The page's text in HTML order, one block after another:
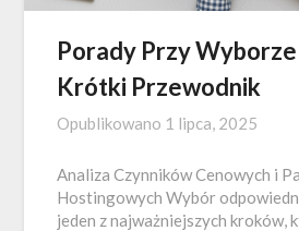
Porady Przy
Krótki Przewodnik
Opublikowano 1 lipca, 2025
Analiza Czynników Cenowych i
Hostingowych Wybór
jeden z najważniejszych kroków,